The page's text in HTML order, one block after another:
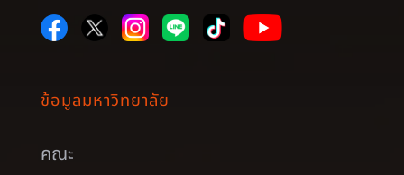
ข้อมูลมหาวิทยาลัย